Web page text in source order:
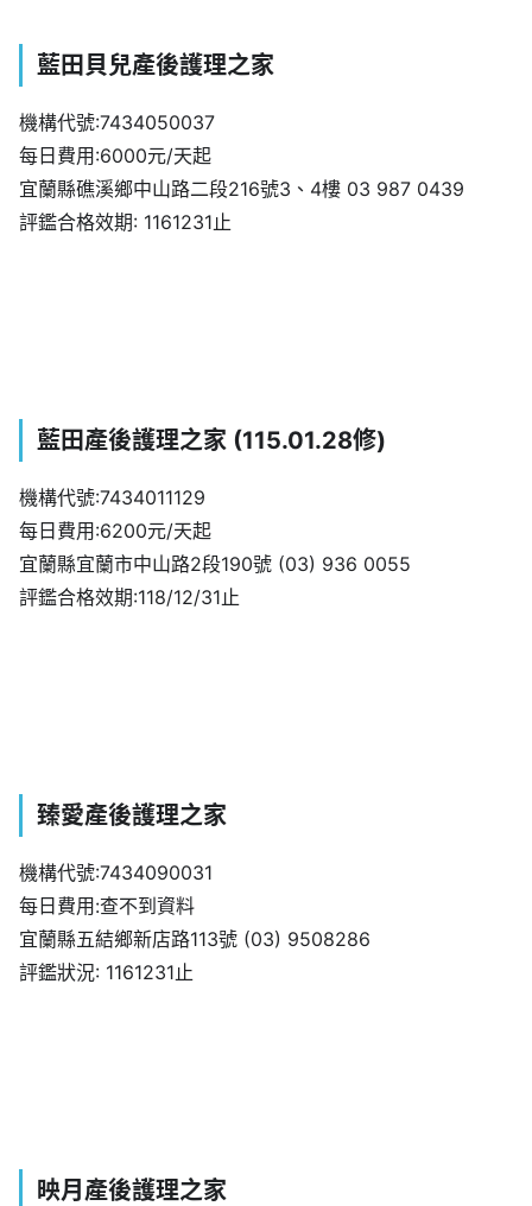
藍田貝兒產後護理之家
機構代號:7434050037
每日費用:6000元/天起
宜蘭縣礁溪鄉中山路二段216號3、4樓 03 987 0439
評鑑合格效期: 1161231止
藍田產後護理之家 (115.01.28修)
機構代號:7434011129
每日費用:6200元/天起
宜蘭縣宜蘭市中山路2段190號 (03) 936 0055
評鑑合格效期:118/12/31止
臻愛產後護理之家
機構代號:7434090031
每日費用:查不到資料
宜蘭縣五結鄉新店路113號 (03) 9508286
評鑑狀況: 1161231止
映月產後護理之家